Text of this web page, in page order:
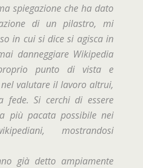
spiegazione che ha dato
di un pilastro, mi
in cui si dicesi agisca in
danneggiare Wikipedia
punto di vista e
valutare il lavoro altrui,
fede. Si cerchi di essere
più pacata possibile nei
mostrandosi
già detto ampiamente